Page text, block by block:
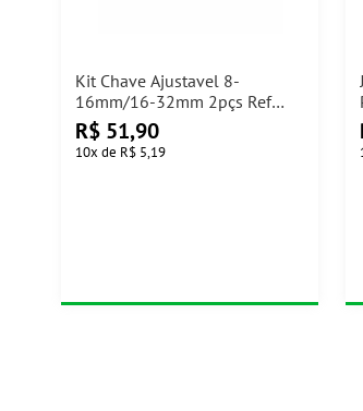
Kit Chave Ajustavel 8-
16mm/16-32mm 2pçs Ref
60972 Cortag
R$ 51,90
10x de R$ 5,19